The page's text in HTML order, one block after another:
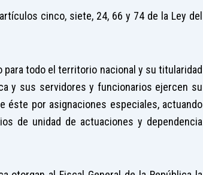
cinco, siete, 24, 66 y 74 de la Ley del
todo el territorio nacional y su titularidad
y sus servidores y funcionarios ejercen su
éste por asignaciones especiales, actuando
de unidad de actuaciones y dependencia